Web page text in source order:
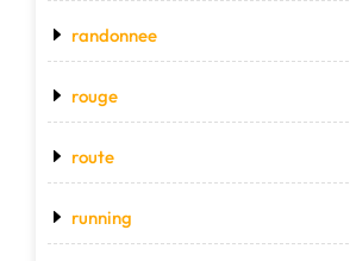
randonnee
rouge
route
running